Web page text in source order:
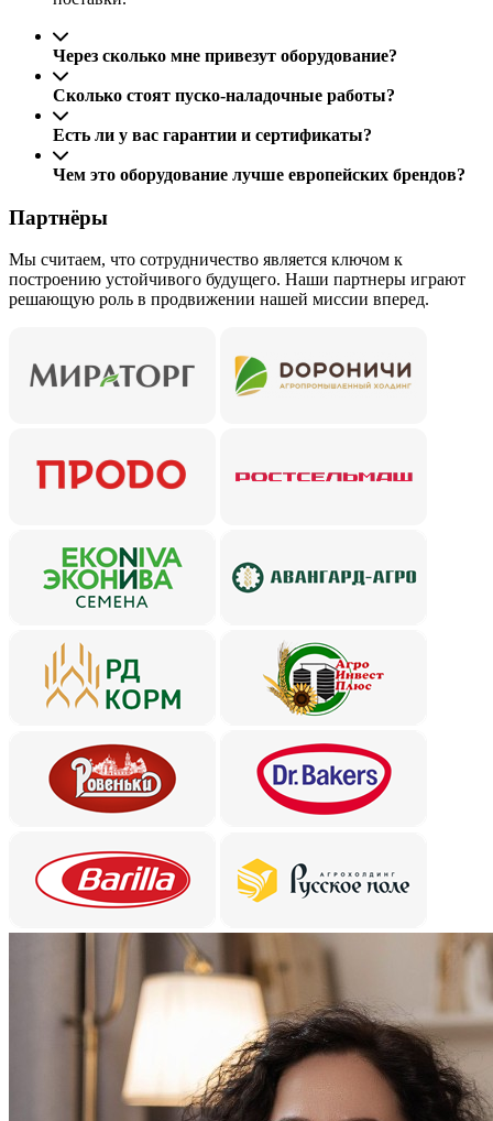
Через сколько мне привезут оборудование?
Сколько стоят пуско-наладочные работы?
Есть ли у вас гарантии и сертификаты?
Чем это оборудование лучше европейских брендов?
Партнёры
Мы считаем, что сотрудничество является ключом к
построению устойчивого будущего. Наши партнеры играют
решающую роль в продвижении нашей миссии вперед.